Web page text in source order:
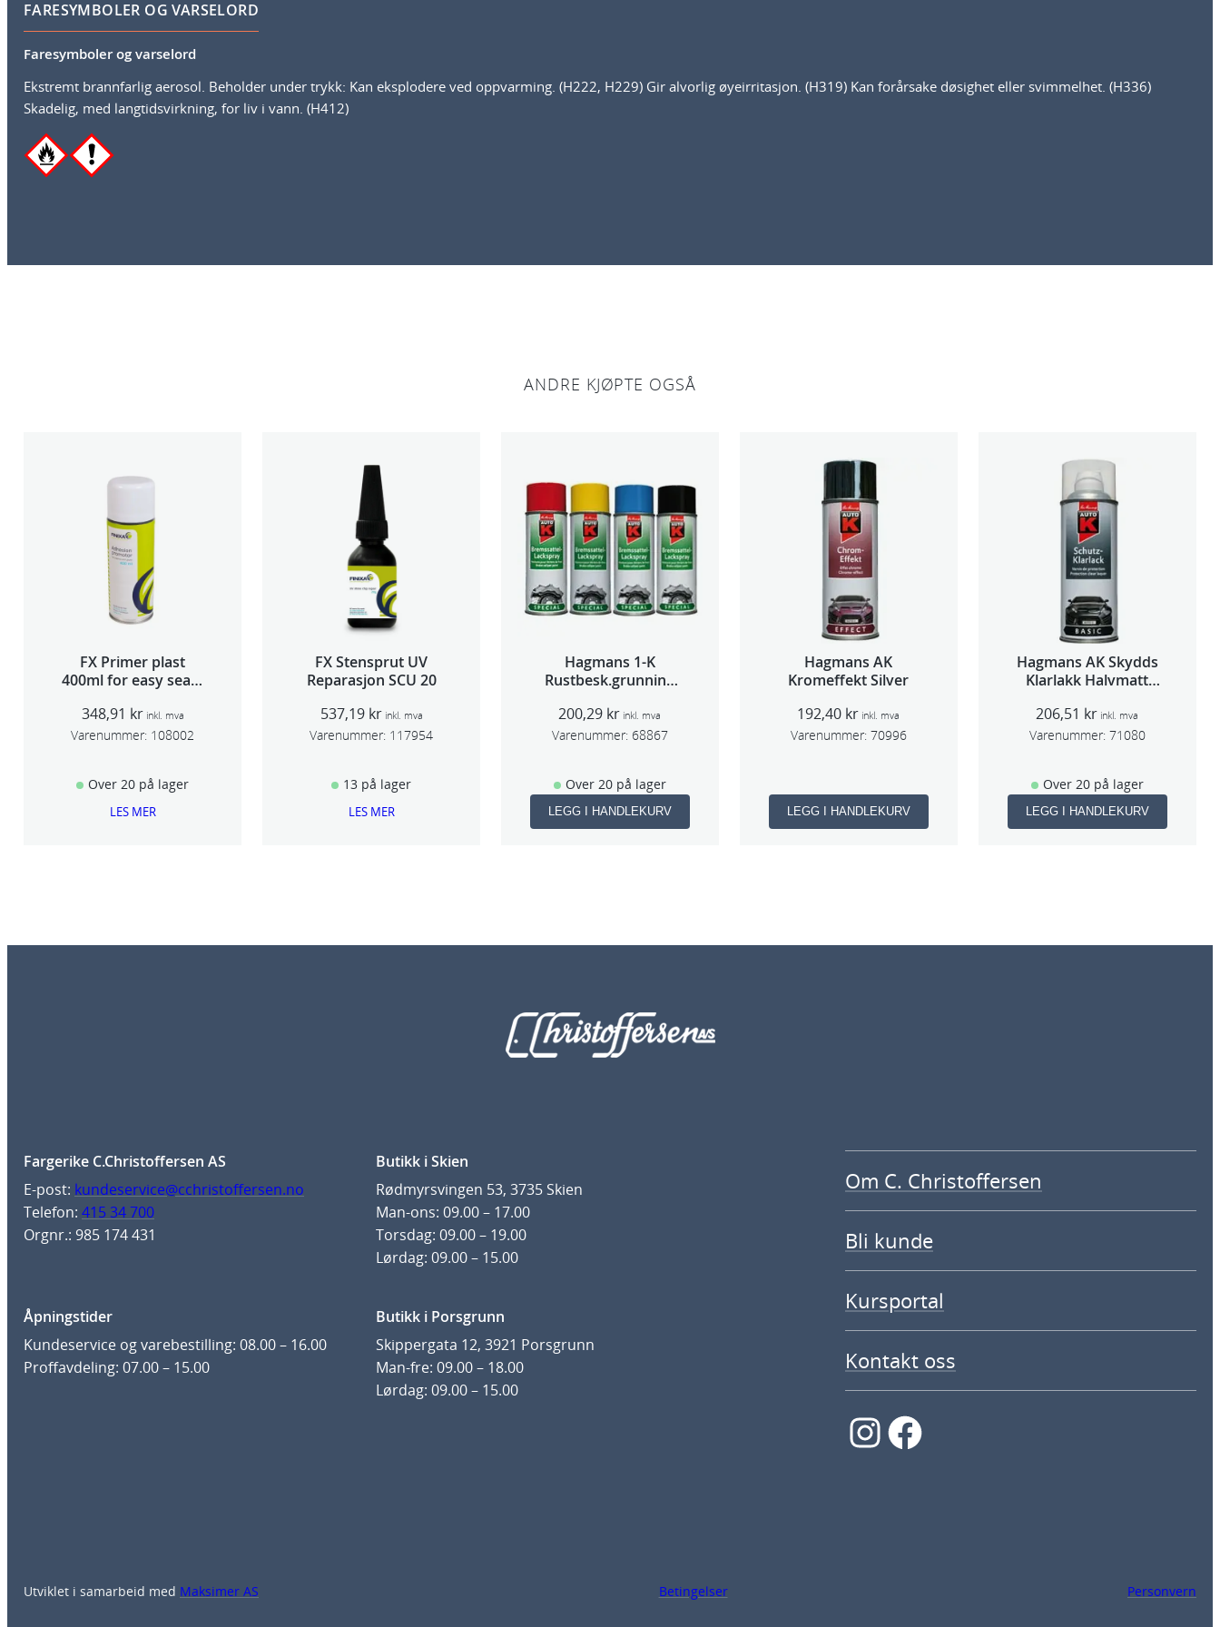
FARESYMBOLER OG VARSELORD
Faresymboler og varselord
Ekstremt brannfarlig aerosol. Beholder under trykk: Kan eksplodere ved oppvarming. (H222, H229) Gir alvorlig øyeirritasjon. (H319) Kan forårsake døsighet eller svimmelhet. (H336)
Skadelig, med langtidsvirkning, for liv i vann. (H412)
ANDRE KJØPTE OGSÅ
FX Primer plast
400ml for easy seam
348,91 kr inkl. mva
Varenummer: 108002
Over 20 på lager
LES MER
FX Stensprut UV
Reparasjon SCU 20
537,19 kr inkl. mva
Varenummer: 117954
13 på lager
LES MER
Hagmans 1-K
Rustbesk.grunning
200,29 kr inkl. mva
Varenummer: 68867
Over 20 på lager
LEGG I HANDLEKURV
Hagmans AK
Kromeffekt Silver
192,40 kr inkl. mva
Varenummer: 70996
LEGG I HANDLEKURV
Hagmans AK Skydds
Klarlakk Halvmatt
206,51 kr inkl. mva
Varenummer: 71080
Over 20 på lager
LEGG I HANDLEKURV
Fargerike C.Christoffersen AS
E-post: kundeservice@cchristoffersen.no
Telefon: 415 34 700
Orgnr.: 985 174 431
Butikk i Skien
Rødmyrsvingen 53, 3735 Skien
Man-ons: 09.00 – 17.00
Torsdag: 09.00 – 19.00
Lørdag: 09.00 – 15.00
Åpningstider
Kundeservice og varebestilling: 08.00 – 16.00
Proffavdeling: 07.00 – 15.00
Butikk i Porsgrunn
Skippergata 12, 3921 Porsgrunn
Man-fre: 09.00 – 18.00
Lørdag: 09.00 – 15.00
Om C. Christoffersen
Bli kunde
Kursportal
Kontakt oss
InstagramFacebook
Utviklet i samarbeid med Maksimer AS Betingelser Personvern